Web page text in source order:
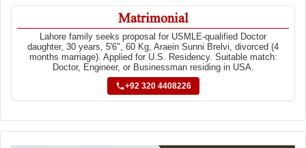
Matrimonial
Lahore family seeks proposal for USMLE-qualified Doctor
daughter, 30 years, 5'6", 60 Kg, Araein Sunni Brelvi, divorced (4
months marriage). Applied for U.S. Residency. Suitable match:
Doctor, Engineer, or Businessman residing in USA.
+92 320 4408226